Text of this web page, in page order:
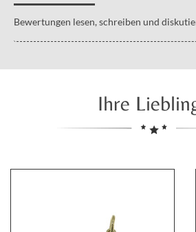
Bewertungen lesen, schreiben und
Ihre